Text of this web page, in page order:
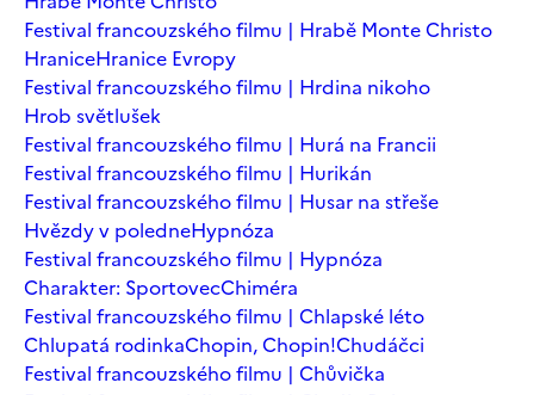
Festival francouzského filmu | Hrabě Monte Christo
HraniceHranice Evropy
Festival francouzského filmu | Hrdina nikoho
Hrob světlušek
Festival francouzského filmu | Hurá na Francii
Festival francouzského filmu | Hurikán
Festival francouzského filmu | Husar na střeše
Hvězdy v poledneHypnóza
Festival francouzského filmu | Hypnóza
Charakter: SportovecChiméra
Festival francouzského filmu | Chlapské léto
Chlupatá rodinkaChopin, Chopin!Chudáčci
Festival francouzského filmu | Chůvička